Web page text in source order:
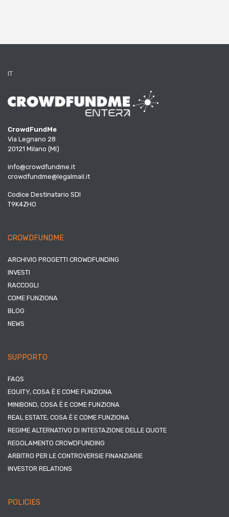
IT
CrowdFundMe
Via Legnano 28
20121 Milano (MI)
info@crowdfundme.it
crowdfundme@legalmail.it
Codice Destinatario SDI
T9K4ZHO
CROWDFUNDME
ARCHIVIO PROGETTI CROWDFUNDING
INVESTI
RACCOGLI
COME FUNZIONA
BLOG
NEWS
SUPPORTO
FAQS
EQUITY, COSA È E COME FUNZIONA
MINIBOND, COSA È E COME FUNZIONA
REAL ESTATE, COSA È E COME FUNZIONA
REGIME ALTERNATIVO DI INTESTAZIONE DELLE QUOTE
REGOLAMENTO CROWDFUNDING
ARBITRO PER LE CONTROVERSIE FINANZIARIE
INVESTOR RELATIONS
POLICIES